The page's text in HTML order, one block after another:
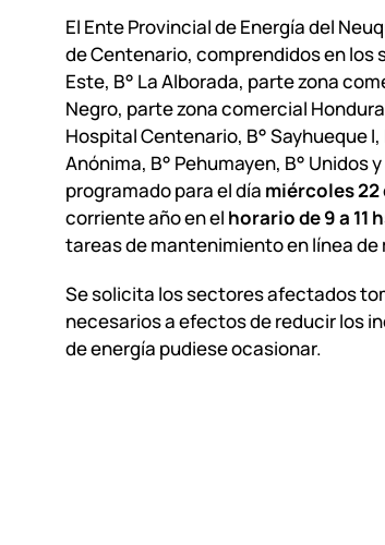
El Ente Provincial de Energía del
de Centenario, comprendidos en los
Este, B° La Alborada, parte zona
Negro, parte zona comercial
Hospital Centenario, B° Sayhueque I,
Anónima, B° Pehumayen, B° Unidos
programado para el día miércoles
corriente año en el horario de 9 a 11
tareas de mantenimiento en línea de
Se solicita los sectores afectados
necesarios a efectos de reducir los
de energía pudiese ocasionar.